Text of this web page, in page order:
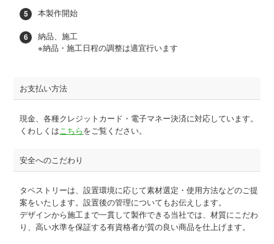
本製作開始
納品、施工
※納品・施工日程の調整は適宜行います
お支払い方法
現金、各種クレジットカード・電子マネー決済に対応しています。
くわしくはこちらをご覧ください。
安全へのこだわり
タペストリーは、設置環境に応じて素材選定・使用方法などのご提
案をいたします。設置後の管理についてもお伝えします。
デザインから施工まで一貫して製作できる当社では、材質にこだわ
り、高い水準を保証する有資格者が質の良い商品を仕上げます。